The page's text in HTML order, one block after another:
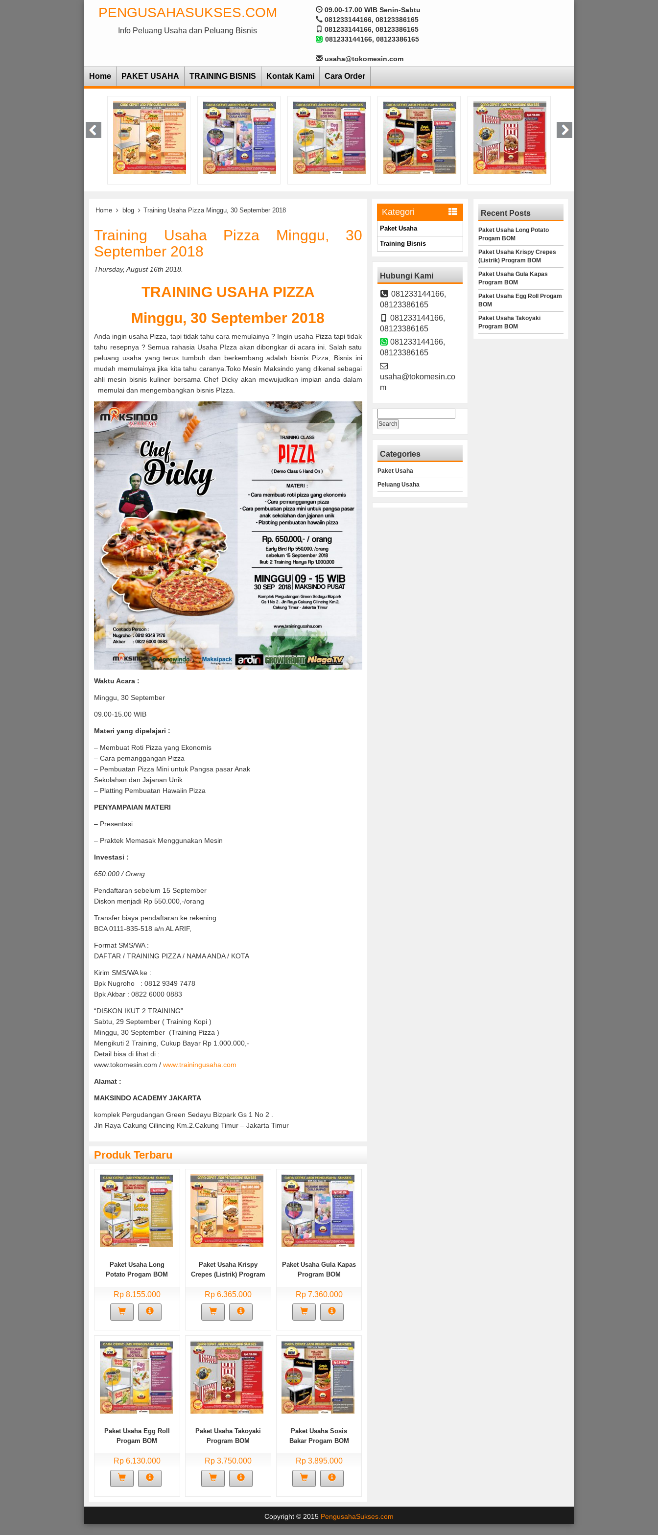
PENGUSAHASUKSES.COM
Info Peluang Usaha dan Peluang Bisnis
09.00-17.00 WIB Senin-Sabtu
081233144166, 08123386165
081233144166, 08123386165
081233144166, 08123386165
usaha@tokomesin.com
Home PAKET USAHA TRAINING BISNIS Kontak Kami Cara Order
Home blog Training Usaha Pizza Minggu, 30 September 2018
Training Usaha Pizza Minggu, 30
September 2018
Thursday, August 16th 2018.
TRAINING USAHA PIZZA
Minggu, 30 September 2018
Anda ingin usaha Pizza, tapi tidak tahu cara memulainya ? Ingin usaha Pizza tapi tidak
tahu resepnya ? Semua rahasia Usaha PIzza akan dibongkar di acara ini. Salah satu
peluang usaha yang terus tumbuh dan berkembang adalah bisnis Pizza, Bisnis ini
mudah memulainya jika kita tahu caranya.Toko Mesin Maksindo yang dikenal sebagai
ahli mesin bisnis kuliner bersama Chef Dicky akan mewujudkan impian anda dalam
memulai dan mengembangkan bisnis PIzza.
Waktu Acara :
Minggu, 30 September
09.00-15.00 WIB
Materi yang dipelajari :
– Membuat Roti Pizza yang Ekonomis
– Cara pemanggangan Pizza
– Pembuatan Pizza Mini untuk Pangsa pasar Anak
Sekolahan dan Jajanan Unik
– Platting Pembuatan Hawaiin Pizza
PENYAMPAIAN MATERI
– Presentasi
– Praktek Memasak Menggunakan Mesin
Investasi :
650.000 / Orang
Pendaftaran sebelum 15 September
Diskon menjadi Rp 550.000,-/orang
Transfer biaya pendaftaran ke rekening
BCA 0111-835-518 a/n AL ARIF,
Format SMS/WA :
DAFTAR / TRAINING PIZZA / NAMA ANDA / KOTA
Kirim SMS/WA ke :
Bpk Nugroho : 0812 9349 7478
Bpk Akbar : 0822 6000 0883
“DISKON IKUT 2 TRAINING”
Sabtu, 29 September ( Training Kopi )
Minggu, 30 September (Training Pizza )
Mengikuti 2 Training, Cukup Bayar Rp 1.000.000,-
Detail bisa di lihat di :
www.tokomesin.com / www.trainingusaha.com
Alamat :
MAKSINDO ACADEMY JAKARTA
komplek Pergudangan Green Sedayu Bizpark Gs 1 No 2 .
Jln Raya Cakung Cilincing Km.2.Cakung Timur – Jakarta Timur
Produk Terbaru
Paket Usaha Long
Potato Progam BOM
Rp 8.155.000
Paket Usaha Krispy
Crepes (Listrik) Program
Rp 6.365.000
Paket Usaha Gula Kapas
Program BOM
Rp 7.360.000
Paket Usaha Egg Roll
Progam BOM
Rp 6.130.000
Paket Usaha Takoyaki
Program BOM
Rp 3.750.000
Paket Usaha Sosis
Bakar Progam BOM
Rp 3.895.000
Kategori
Paket Usaha
Training Bisnis
Hubungi Kami
081233144166,
08123386165
081233144166,
08123386165
081233144166,
08123386165
usaha@tokomesin.co
m
for:
Categories
Paket Usaha
Peluang Usaha
Recent Posts
Paket Usaha Long Potato
Progam BOM
Paket Usaha Krispy Crepes
(Listrik) Program BOM
Paket Usaha Gula Kapas
Program BOM
Paket Usaha Egg Roll Progam
BOM
Paket Usaha Takoyaki
Program BOM
Copyright © 2015 PengusahaSukses.com